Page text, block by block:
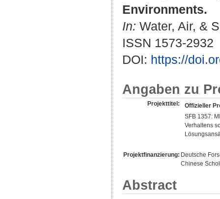
Environments.
In: Water, Air, &
ISSN 1573-2932
DOI: https://
Angaben zu
Projekttitel:
Offizieller
SFB 1357:
Verhaltens
Projektfinanzierung: Deutsche
Chinese
Abstract